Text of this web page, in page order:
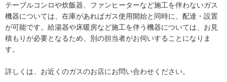
テーブルコンロや炊飯器、ファンヒーターなど施工を伴わないガス
機器については、在庫があればガス使用開始と同時に、配達・設置
が可能です。給湯器や床暖房など施工を伴う機器については、お見
積もりが必要となるため、別の担当者がお伺いすることになりま
す。
詳しくは、お近くのガスのお店にお問い合わせください。